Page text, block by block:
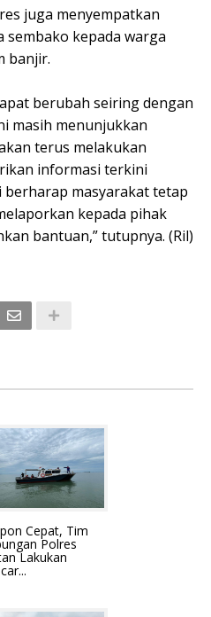
juga menyempatkan
kepada warga
banjir.
berubah seiring dengan
masih menunjukkan
terus melakukan
informasi terkini
berharap masyarakat tetap
kepada pihak
bantuan,” tutupnya. (Ril)
Cepat, Tim
Polres
Lakukan